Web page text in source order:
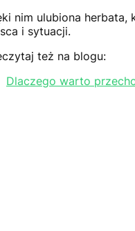
nim ulubiona herbata,
i sytuacji.
też na blogu:
Dlaczego warto